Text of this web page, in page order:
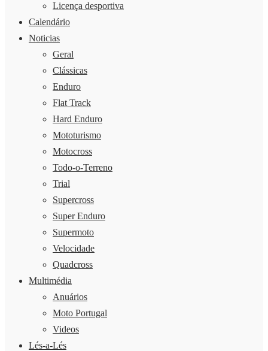
Licença desportiva
Calendário
Noticias
Geral
Clássicas
Enduro
Flat Track
Hard Enduro
Mototurismo
Motocross
Todo-o-Terreno
Trial
Supercross
Super Enduro
Supermoto
Velocidade
Quadcross
Multimédia
Anuários
Moto Portugal
Videos
Lés-a-Lés